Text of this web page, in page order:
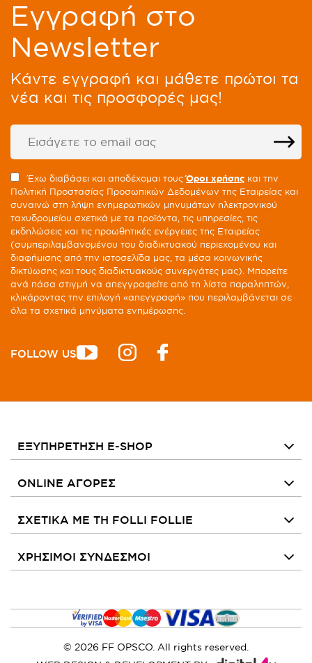
Eγγραφή στο
Newsletter
Kάντε εγγραφή και μάθετε πρώτοι τα
νέα και τις προσφορές μας!
Έχω διαβάσει και αποδέχομαι τουςΌροι χρήσης και την
Πολιτική Προστασίας Προσωπικών Δεδομένων της Εταιρείας και
συναινώ στη λήψη ενημερωτικών μηνυμάτων ηλεκτρονικού
ταχυδρομείου σχετικά με τα προϊόντα, τις υπηρεσίες, τις
εκδηλώσεις και τις προωθητικές ενέργειες της Εταιρείας
(συμπεριλαμβανομένου του διαδικτυακού περιεχομένου και
διαφήμισης από την ιστοσελίδα μας, τα μέσα κοινωνικής
δικτύωσης και τους διαδικτυακούς συνεργάτες μας). Μπορείτε
ανά πάσα στιγμή να απεγγραφείτε από τη λίστα παραληπτών,
κλικάροντας την επιλογή «απεγγραφή» που περιλαμβάνεται σε
όλα τα σχετικά μηνύματα ενημέρωσης.
FOLLOW US
ΕΞΥΠΗΡΕΤΗΣΗ E-SHOP
ONLINE ΑΓΟΡΕΣ
ΣΧΕΤΙΚΑ ΜΕ ΤΗ FOLLI FOLLIE
ΧΡΗΣΙΜΟΙ ΣΥΝΔΕΣΜΟΙ
© 2026 FF OPSCO. All rights reserved.